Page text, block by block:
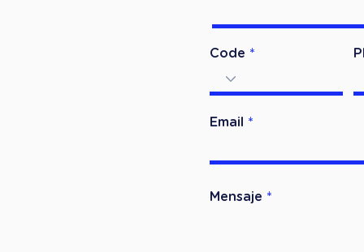
Code
Email
Mensaje